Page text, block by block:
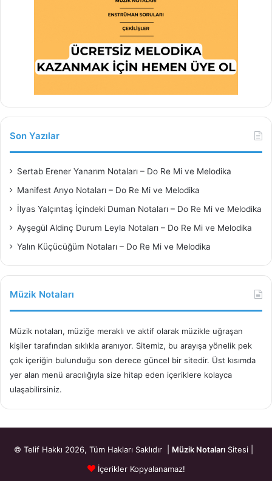
Son Yazılar
Sertab Erener Yanarım Notaları – Do Re Mi ve Melodika
Manifest Arıyo Notaları – Do Re Mi ve Melodika
İlyas Yalçıntaş İçindeki Duman Notaları – Do Re Mi ve Melodika
Ayşegül Aldinç Durum Leyla Notaları – Do Re Mi ve Melodika
Yalın Küçücüğüm Notaları – Do Re Mi ve Melodika
Müzik Notaları
Müzik notaları, müziğe meraklı ve aktif olarak müzikle uğraşan
kişiler tarafından sıklıkla aranıyor. Sitemiz, bu arayışa yönelik pek
çok içeriğin bulunduğu son derece güncel bir sitedir. Üst kısımda
yer alan menü aracılığıyla size hitap eden içeriklere kolayca
ulaşabilirsiniz.
© Telif Hakkı 2026, Tüm Hakları Saklıdır | Müzik Notaları Sitesi |
İçerikler Kopyalanamaz!